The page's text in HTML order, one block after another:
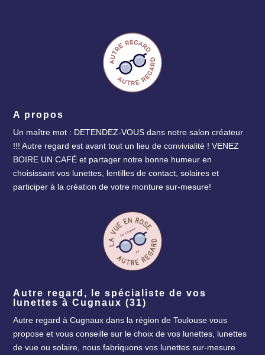
A propos
Un maître mot : DETENDEZ-VOUS dans notre salon créateur
!!! Autre regard est avant tout un lieu de convivialité ! VENEZ
BOIRE UN CAFÉ et partager notre bonne humeur en
choisissant vos lunettes, lentilles de contact, solaires et
participer à la création de votre monture sur-mesure!
Autre regard, le spécialiste de vos
lunettes à Cugnaux (31)
Autre regard à Cugnaux dans la région de Toulouse vous
propose et vous conseille sur le choix de vos lunettes, lunettes
de vue ou solaire, nous fabriquons vos lunettes sur-mesure